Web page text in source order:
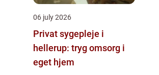
06 july 2026
Privat sygepleje i
hellerup: tryg omsorg i
eget hjem